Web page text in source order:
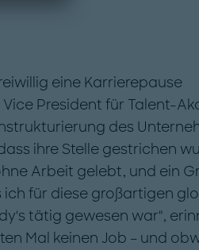
eine Karrierepause
President für Talent-
des
ihre Stelle gestrichen
Arbeit gelebt, und ein
für diese großartigen
tätig gewesen war",
Mal keinen Job – und